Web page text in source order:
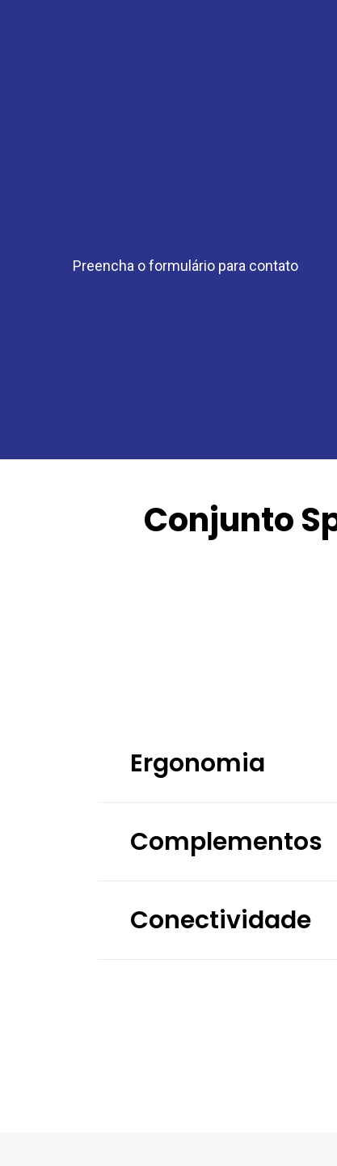
Preencha o formulário para contato
Conjunto
Ergonomia
Complementos
Conectividade